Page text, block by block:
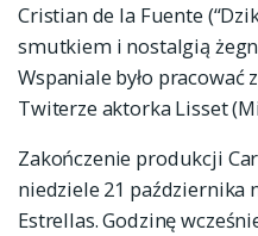
Cristian de la Fuente
smutkiem i nostalgią
Wspaniale było pracować
Twiterze aktorka Lisset
Zakończenie produkcji
niedziele 21 października
Estrellas. Godzinę